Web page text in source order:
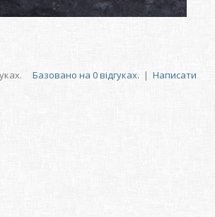
Базовано на 0 відгуках. | Написати